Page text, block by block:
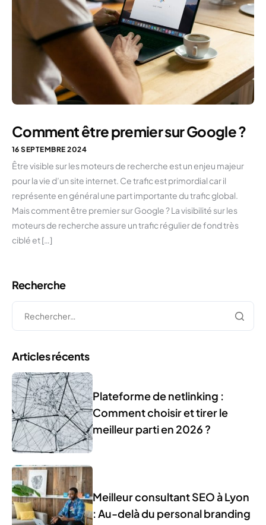
Comment être premier sur Google ?
16 SEPTEMBRE 2024
Être visible sur les moteurs de recherche est un enjeu majeur
pour la vie d’un site internet. Ce trafic est primordial car il
représente en général une part importante du trafic global.
Mais comment être premier sur Google ? La visibilité sur les
moteurs de recherche assure un trafic régulier de fond très
ciblé et […]
Recherche
Articles récents
Plateforme de netlinking :
Comment choisir et tirer le
meilleur parti en 2026 ?
Meilleur consultant SEO à Lyon
: Au-delà du personal branding